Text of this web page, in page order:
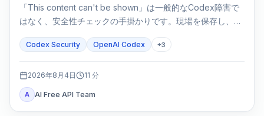
「This content can't be shown」は一般的なCodex障害で
はなく、安全性チェックの手掛かりです。現場を保存し、許
Codex Security OpenAI Codex +3
2026年8月4日 11 分
A AI Free API Team